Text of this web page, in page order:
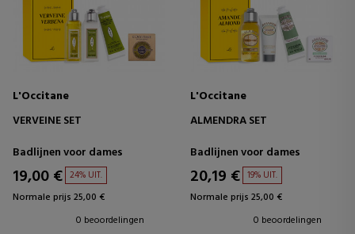
L'Occitane
VERVEINE SET
Badlijnen voor dames
19,00 € 24% UIT.
Normale prijs 25,00 €
0 beoordelingen
L'Occitane
ALMENDRA SET
Badlijnen voor dames
20,19 € 19% UIT.
Normale prijs 25,00 €
0 beoordelingen